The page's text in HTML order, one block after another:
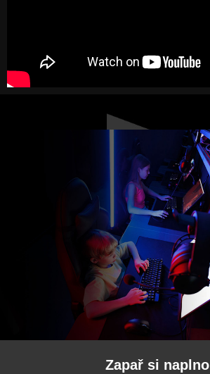
Zapař si naplno